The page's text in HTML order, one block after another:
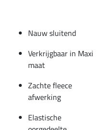
Nauw sluitend
Verkrijgbaar in Maxi
maat
Zachte fleece
afwerking
Elastische